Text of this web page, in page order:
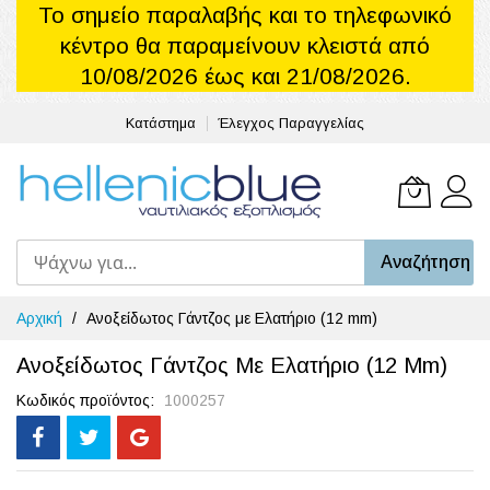
Το σημείο παραλαβής και το τηλεφωνικό
κέντρο θα παραμείνουν κλειστά από
10/08/2026 έως και 21/08/2026.
Κατάστημα Έλεγχος Παραγγελίας
Το
Αναζήτηση
Μετάβαση
στο
περιεχόμενο
Αρχική Ανοξείδωτος Γάντζος με Ελατήριο (12 mm)
Ανοξείδωτος Γάντζος Με Ελατήριο (12 Mm)
Κωδικός προϊόντος 1000257